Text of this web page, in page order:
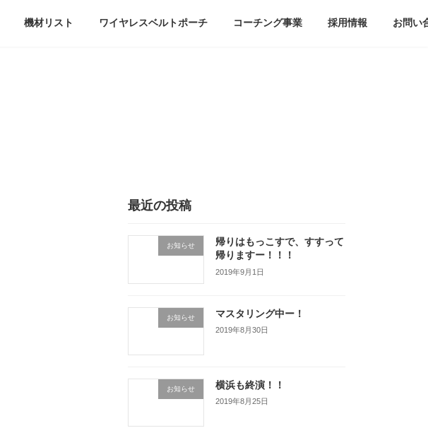
機材リスト ワイヤレスベルトポーチ コーチング事業 採用情報 お問い
最近の投稿
お知らせ
帰りはもっこすで、すすって
帰りますー！！！
2019年9月1日
お知らせ マスタリング中ー！
2019年8月30日
お知らせ 横浜も終演！！
2019年8月25日